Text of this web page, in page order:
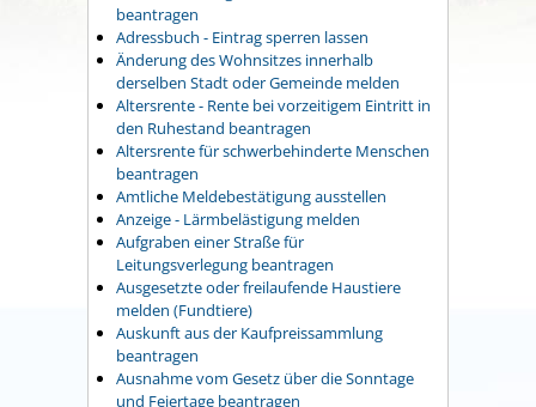
beantragen
Adressbuch - Eintrag sperren lassen
Änderung des Wohnsitzes innerhalb
derselben Stadt oder Gemeinde melden
Altersrente - Rente bei vorzeitigem Eintritt in
den Ruhestand beantragen
Altersrente für schwerbehinderte Menschen
beantragen
Amtliche Meldebestätigung ausstellen
Anzeige - Lärmbelästigung melden
Aufgraben einer Straße für
Leitungsverlegung beantragen
Ausgesetzte oder freilaufende Haustiere
melden (Fundtiere)
Auskunft aus der Kaufpreissammlung
beantragen
Ausnahme vom Gesetz über die Sonntage
und Feiertage beantragen